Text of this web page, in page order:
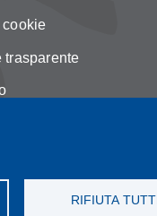
RIFIUTA TUTTI
trasparente